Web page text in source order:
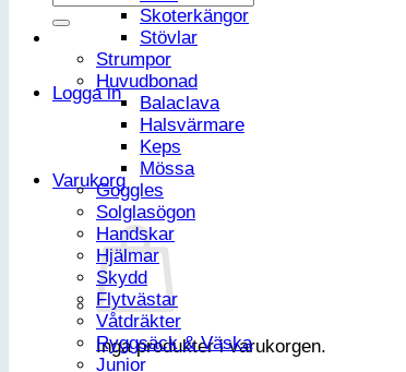
efter:
Logga in
Varukorg
Inga produkter i varukorgen.
Skoterkängor
Stövlar
Strumpor
Huvudbonad
Balaclava
Halsvärmare
Keps
Mössa
Goggles
Solglasögon
Handskar
Hjälmar
Skydd
Flytvästar
Våtdräkter
Ryggsäck & Väska
Junior